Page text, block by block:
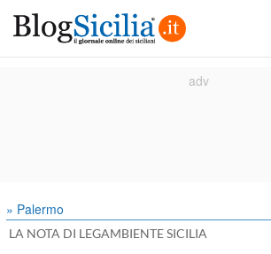
» Palermo
LA NOTA DI LEGAMBIENTE SICILIA